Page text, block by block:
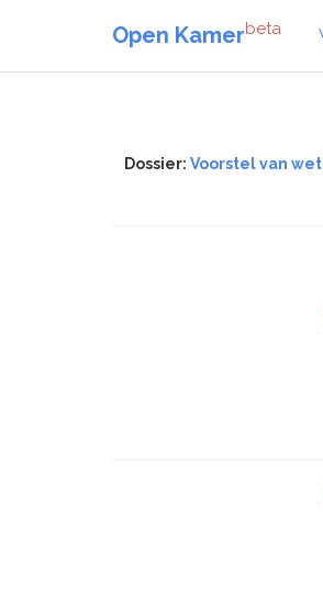
Open Kamerbeta
Dossier: Voorstel van